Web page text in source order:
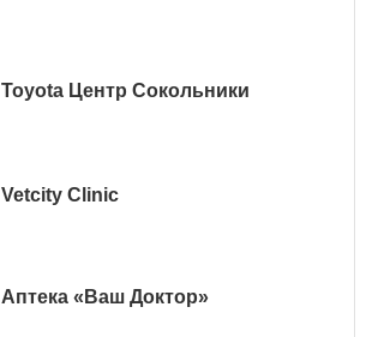
Toyota Центр Сокольники
Vetcity Clinic
Аптека «Ваш Доктор»